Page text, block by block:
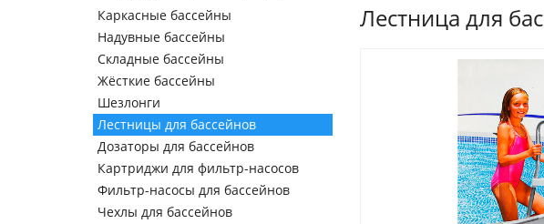
Каркасные бассейны
Надувные бассейны
Складные бассейны
Жёсткие бассейны
Шезлонги
Лестницы для бассейнов
Дозаторы для бассейнов
Картриджи для фильтр-насосов
Фильтр-насосы для бассейнов
Чехлы для бассейнов
Лестница для